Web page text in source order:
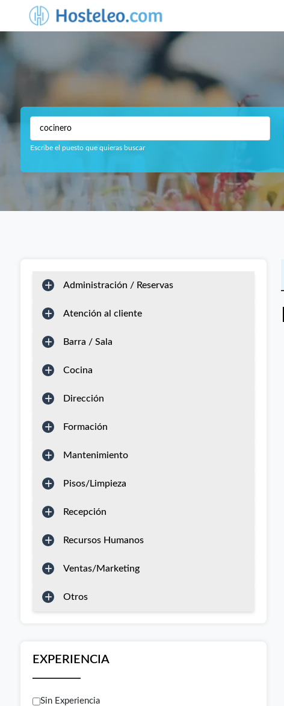
Escribe el puesto que quieras buscar
Administración / Reservas
Atención al cliente
Barra / Sala
Cocina
Dirección
Formación
Mantenimiento
Pisos/Limpieza
Recepción
Recursos Humanos
Ventas/Marketing
Otros
EXPERIENCIA
Sin Experiencia